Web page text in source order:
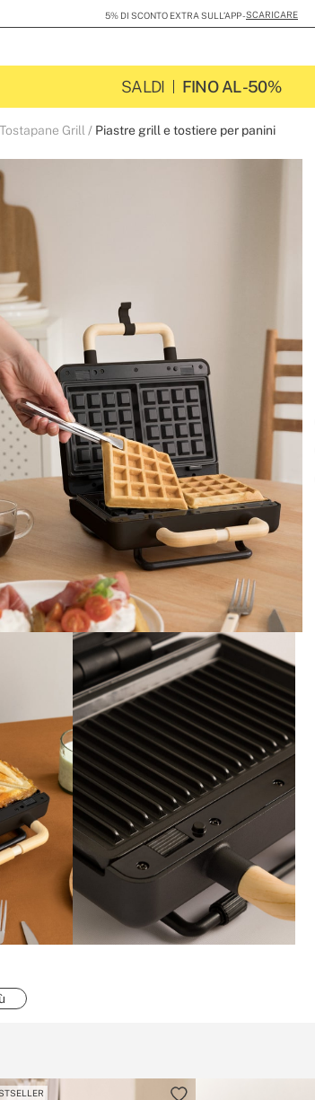
5% DI SCONTO EXTRA SULL’APP -SCARICARE
SALDI FINO AL -50%
Tostapane Grill Piastre grill e tostiere per panini